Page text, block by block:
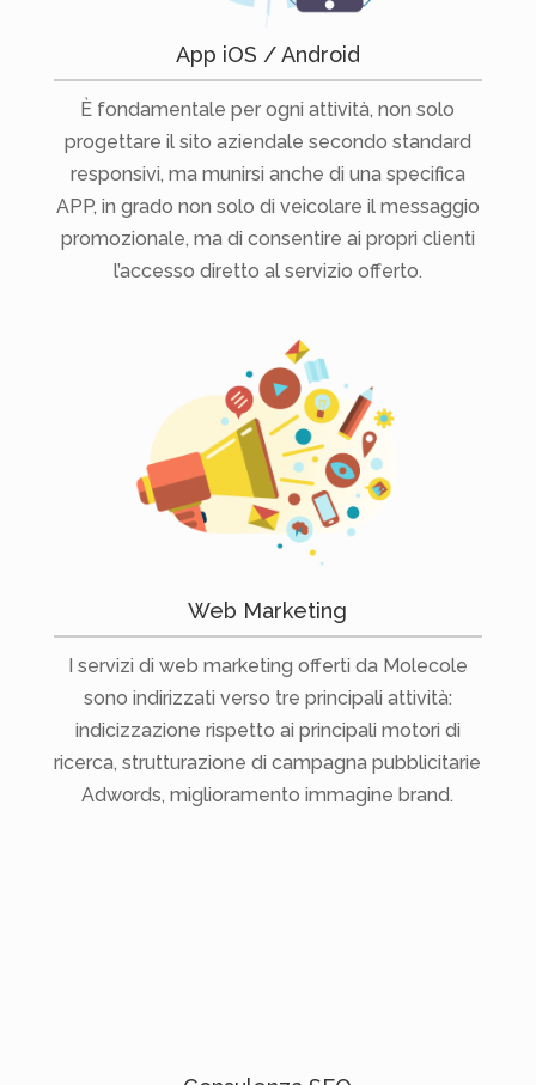
App iOS / Android
È fondamentale per ogni attività, non solo
progettare il sito aziendale secondo standard
responsivi, ma munirsi anche di una specifica
APP, in grado non solo di veicolare il messaggio
promozionale, ma di consentire ai propri clienti
l’accesso diretto al servizio offerto.
Web Marketing
I servizi di web marketing offerti da Molecole
sono indirizzati verso tre principali attività:
indicizzazione rispetto ai principali motori di
ricerca, strutturazione di campagna pubblicitarie
Adwords, miglioramento immagine brand.